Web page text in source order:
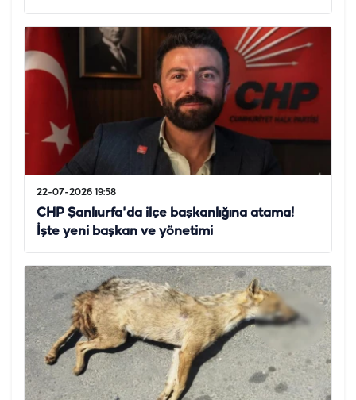
22-07-2026 19:58
CHP Şanlıurfa'da ilçe başkanlığına atama!
İşte yeni başkan ve yönetimi